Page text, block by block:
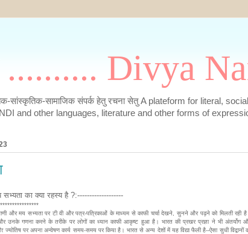
.......... Divya
सांस्कृतिक-सामाजिक संपर्क हेतु रचना सेतु A plateform for literal,
and other languages, literature and other forms of
का क्या रहस्य है ?:-------------------
और मय सभ्यता पर टी वी और पत्र-पत्रिकाओं के माध्यम से काफी चर्चा देखने, सुनने और पढ़ने को मिलती रही
उनके गणना करने के तरीके पर लोगों का ध्यान काफी आकृष्ट हुआ है। भारत की प्रखर प्रज्ञा ने भी अंतर्योग
ज्योतिष पर अपना अन्वेषण कार्य समय-समय पर किया है। भारत से अन्य देशों में यह विद्या फैली है--ऐसा सुधी विद्वानों